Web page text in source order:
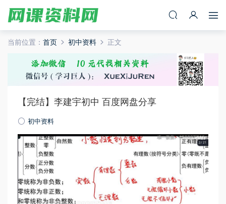
当前位置： 首页 初中资料 正文
【完结】李建宇初中 百度网盘分享
初中资料